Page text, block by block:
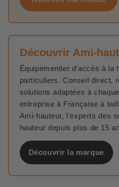
Découvrir Ami-
Équipementier d'accès à la
particuliers. Conseil direct,
solutions adaptées à
entreprise à Française à
Ami-hauteur, l'experts des
hauteur depuis plus de 15
Découvrir la marque